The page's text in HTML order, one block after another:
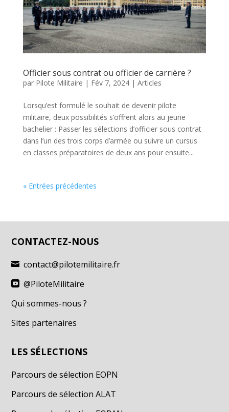
Officier sous contrat ou officier de carrière ?
par Pilote Militaire | Fév 7, 2024| Articles
Lorsqu’est formulé le souhait de devenir pilote
militaire, deux possibilités s’offrent alors au jeune
bachelier : Passer les sélections d’officier sous contrat
dans l’un des trois corps d’armée ou suivre un cursus
en classes préparatoires de deux ans pour ensuite...
« Entrées précédentes
CONTACTEZ-NOUS
contact@pilotemilitaire.fr
@PiloteMilitaire
Qui sommes-nous ?
Sites partenaires
LES SÉLECTIONS
Parcours de sélection EOPN
Parcours de sélection ALAT